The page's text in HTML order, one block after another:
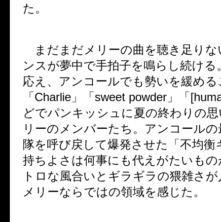
た。
まだまだメリーの曲を聴き足りな
ンスが夢中で手拍子を鳴らし続ける
応え、アンコールでも勢いを緩め
「 Charlie 」「 sweet powder 」「
どでパンキッシュに夏の終わりの
リーのメンバーたち。アンコール
隊を呼び戻して爆発させた「不均衡
持ちよさは何事にも代えがたいも
トロな風合いとギラギラの猥雑さ
メリーならではの領域を感じた。